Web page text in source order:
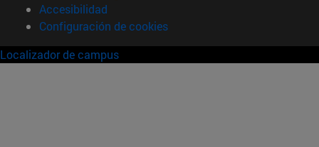
Accesibilidad
Configuración de cookies
Localizador de campus